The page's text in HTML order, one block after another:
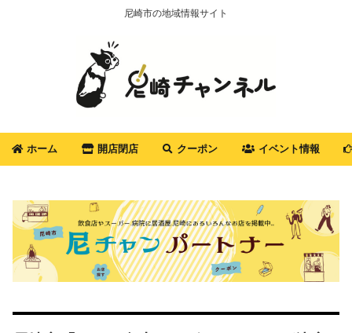
尼崎市の地域情報サイト
ホーム 開店閉店 クーポン イベント情報